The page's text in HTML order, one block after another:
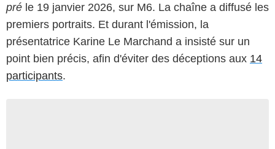
pré le 19 janvier 2026, sur M6. La chaîne a diffusé les
premiers portraits. Et durant l'émission, la
présentatrice Karine Le Marchand a insisté sur un
point bien précis, afin d'éviter des déceptions aux 14
participants.